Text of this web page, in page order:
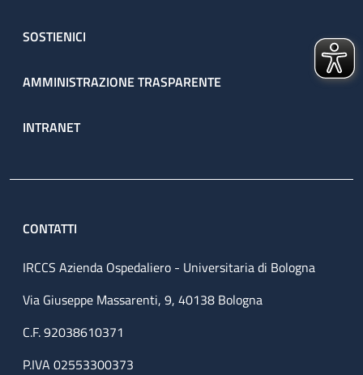
SOSTIENICI
AMMINISTRAZIONE TRASPARENTE
INTRANET
CONTATTI
IRCCS Azienda Ospedaliero - Universitaria di Bologna
Via Giuseppe Massarenti, 9, 40138 Bologna
C.F. 92038610371
P.IVA 02553300373